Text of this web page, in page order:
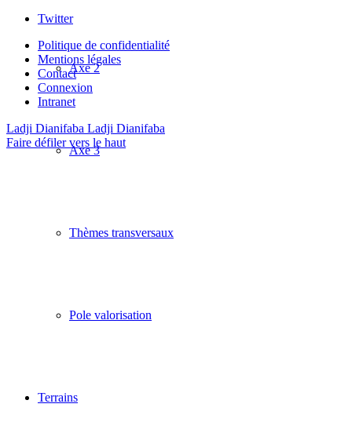
Axe 2
Axe 3
Thèmes transversaux
Pole valorisation
Terrains
Twitter
Politique de confidentialité
Mentions légales
Contact
Connexion
Intranet
Ladji Dianifaba Ladji Dianifaba
Faire défiler vers le haut